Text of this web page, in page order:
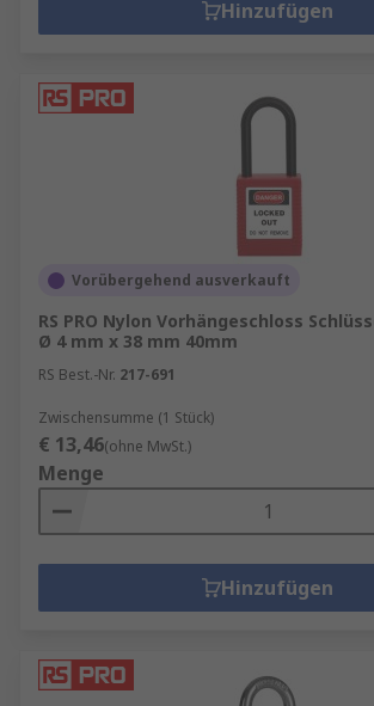
Hinzufügen
Vorübergehend ausverkauft
RS PRO Nylon Vorhängeschloss
Ø 4 mm x 38 mm 40mm
RS Best.-Nr. 217-691
Zwischensumme (1 Stück)
€ 13,46(ohne MwSt.)
Menge
Hinzufügen